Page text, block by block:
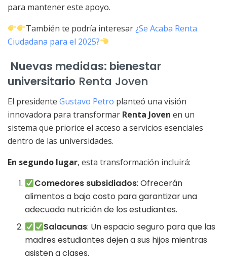
para mantener este apoyo.
También te podría interesar¿Se Acaba Renta
Ciudadana para el 2025?
Nuevas medidas: bienestar
universitario Renta Joven
El presidente Gustavo Petro planteó una visión
innovadora para transformar Renta Joven en un
sistema que priorice el acceso a servicios esenciales
dentro de las universidades.
En segundo lugar, esta transformación incluirá:
Comedores subsidiados: Ofrecerán
alimentos a bajo costo para garantizar una
adecuada nutrición de los estudiantes.
Salacunas: Un espacio seguro para que las
madres estudiantes dejen a sus hijos mientras
asisten a clases.